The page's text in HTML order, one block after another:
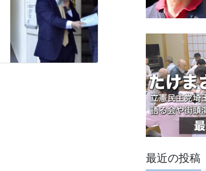
最近の投稿